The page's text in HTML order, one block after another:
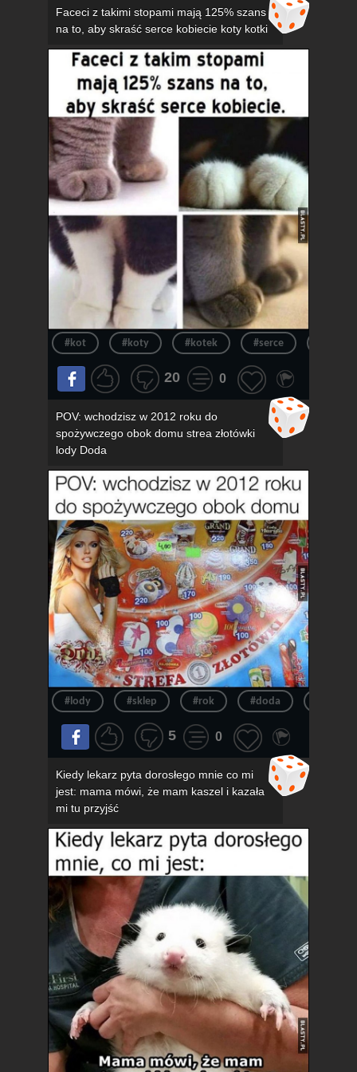
Faceci z takimi stopami mają 125% szans
na to, aby skraść serce kobiecie koty kotki
#kot #koty #kotek #serce
20 0
POV: wchodzisz w 2012 roku do
spożywczego obok domu strea złotówki
lody Doda
#lody #sklep #rok #doda
5 0
Kiedy lekarz pyta dorosłego mnie co mi
jest: mama mówi, że mam kaszel i kazała
mi tu przyjść